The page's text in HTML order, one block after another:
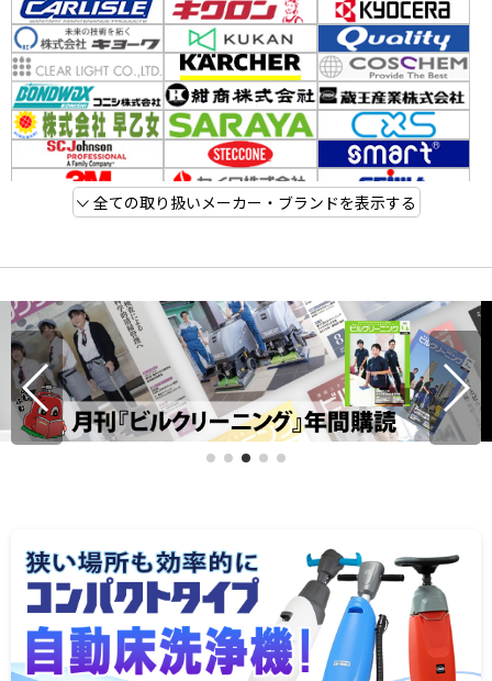
全ての取り扱いメーカー・ブランドを表示する